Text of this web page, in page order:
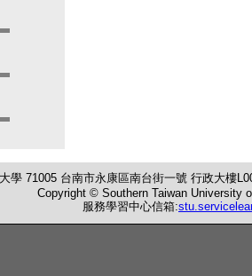
學 71005 台南市永康區南台街一號 行政大樓
Copyright © Southern Taiwan University
服務學習中心信箱: